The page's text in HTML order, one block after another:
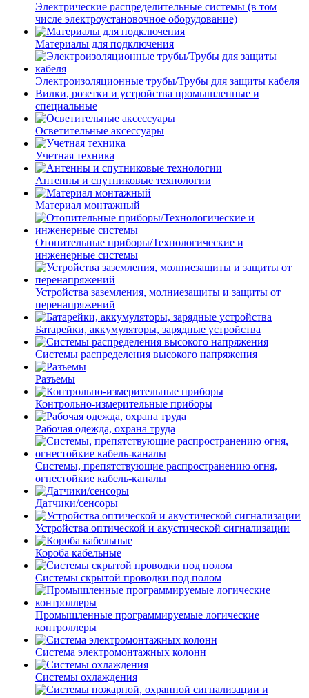
Электрические распределительные системы (в том
числе электроустановочное оборудование)
Материалы для подключения
Электроизоляционные трубы/Трубы для защиты кабеля
Вилки, розетки и устройства промышленные и
специальные
Осветительные аксессуары
Учетная техника
Антенны и спутниковые технологии
Материал монтажный
Отопительные приборы/Технологические и
инженерные системы
Устройства заземления, молниезащиты и защиты от
перенапряжений
Батарейки, аккумуляторы, зарядные устройства
Системы распределения высокого напряжения
Разъемы
Контрольно-измерительные приборы
Рабочая одежда, охрана труда
Системы, препятствующие распространению огня,
огнестойкие кабель-каналы
Датчики/сенсоры
Устройства оптической и акустической сигнализации
Короба кабельные
Системы скрытой проводки под полом
Промышленные программируемые логические
контроллеры
Система электромонтажных колонн
Системы охлаждения